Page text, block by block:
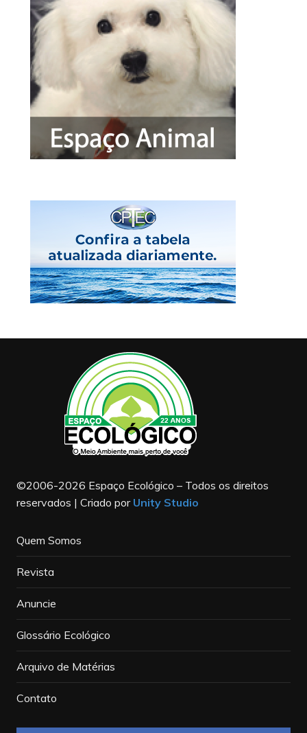
©2006-2026 Espaço Ecológico – Todos os direitos
reservados | Criado por Unity Studio
Quem Somos
Revista
Anuncie
Glossário Ecológico
Arquivo de Matérias
Contato